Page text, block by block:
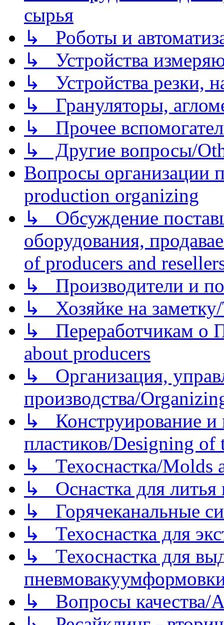
сырья
↳ Роботы и
↳ Устройства
↳ Устройства резки,
↳ Грануляторы,
↳ Прочее
↳ Другие вопросы/
Вопросы организации
production organizing
↳ Обсуждение
оборудования,
of producers and
↳ Производители и
↳ Хозяйке на
↳ Переработчикам о
about producers
↳ Организация,
производства/
↳ Конструирование и
пластиков/Designing of
↳ Техоснастка/Molds
↳ Оснастка для литья
↳ Горячеканальные
↳ Техоснастка для
↳ Техоснастка для
↳ Вопросы качества/